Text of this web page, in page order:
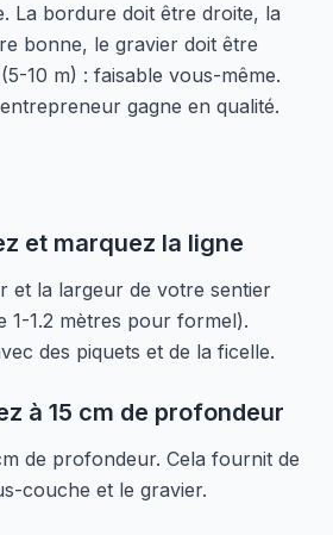
La bordure doit être droite, la
bonne, le gravier doit être
10 m) : faisable vous-même.
gagne en qualité.
et marquez la ligne
et la largeur de votre sentier
1-1.2 mètres pour formel).
des piquets et de la ficelle.
à 15 cm de profondeur
de profondeur. Cela fournit de
couche et le gravier.